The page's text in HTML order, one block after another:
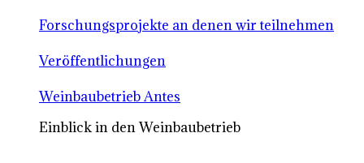
Forschungsprojekte an denen wir teilnehmen
Veröffentlichungen
Weinbaubetrieb Antes
Einblick in den Weinbaubetrieb